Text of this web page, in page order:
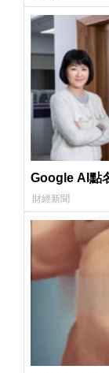
Google AI點
財經新聞